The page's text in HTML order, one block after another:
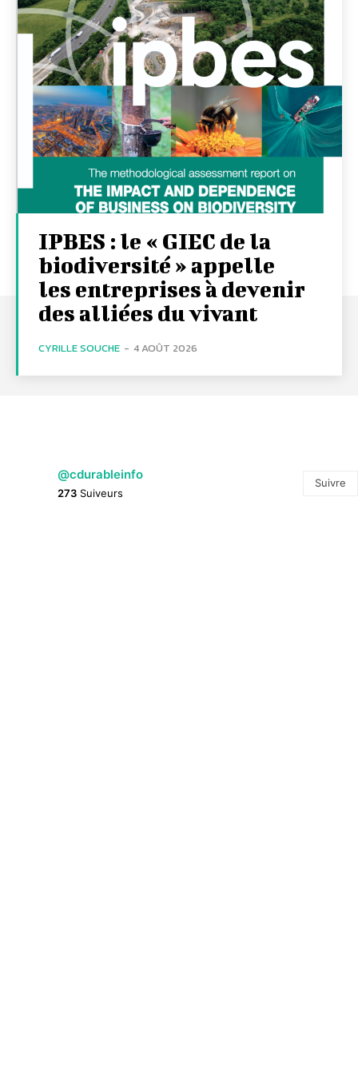
IPBES : le « GIEC de la
biodiversité » appelle
les entreprises à devenir
des alliées du vivant
CYRILLE SOUCHE - 4 AOÛT 2026
@cdurableinfo
273 Suiveurs
Suivre